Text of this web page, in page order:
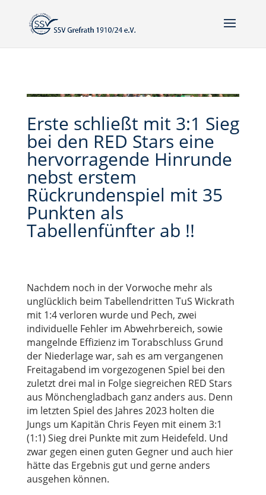
Erste schließt mit 3:1 Sieg
bei den RED Stars eine
hervorragende Hinrunde
nebst erstem
Rückrundenspiel mit 35
Punkten als
Tabellenfünfter ab !!
Nachdem noch in der Vorwoche mehr als
unglücklich beim Tabellendritten TuS Wickrath
mit 1:4 verloren wurde und Pech, zwei
individuelle Fehler im Abwehrbereich, sowie
mangelnde Effizienz im Torabschluss Grund
der Niederlage war, sah es am vergangenen
Freitagabend im vorgezogenen Spiel bei den
zuletzt drei mal in Folge siegreichen RED Stars
aus Mönchengladbach ganz anders aus. Denn
im letzten Spiel des Jahres 2023 holten die
Jungs um Kapitän Chris Feyen mit einem 3:1
(1:1) Sieg drei Punkte mit zum Heidefeld. Und
zwar gegen einen guten Gegner und auch hier
hätte das Ergebnis gut und gerne anders
ausgehen können.